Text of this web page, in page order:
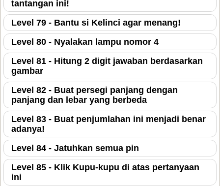
tantangan ini!
Level 79 - Bantu si Kelinci agar menang!
Level 80 - Nyalakan lampu nomor 4
Level 81 - Hitung 2 digit jawaban berdasarkan
gambar
Level 82 - Buat persegi panjang dengan
panjang dan lebar yang berbeda
Level 83 - Buat penjumlahan ini menjadi benar
adanya!
Level 84 - Jatuhkan semua pin
Level 85 - Klik Kupu-kupu di atas pertanyaan
ini